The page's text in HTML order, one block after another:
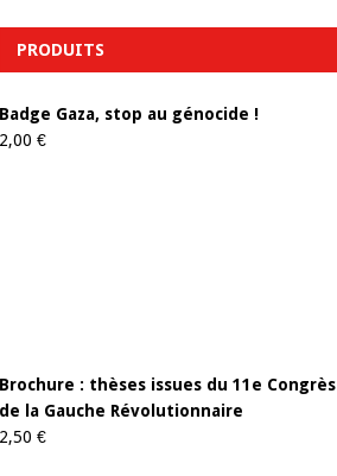
PRODUITS
Badge Gaza, stop au génocide !
2,00 €
Brochure : thèses issues du 11e Congrès
de la Gauche Révolutionnaire
2,50 €